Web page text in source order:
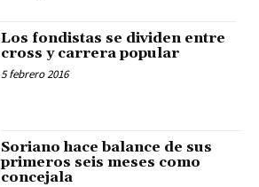
Los fondistas se dividen entre
cross y carrera popular
5 febrero 2016
Soriano hace balance de sus
primeros seis meses como
concejala